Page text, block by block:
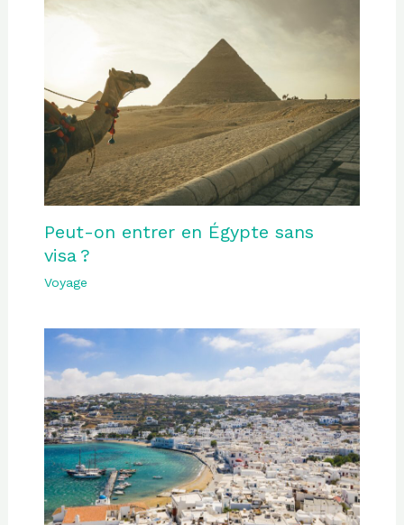
Peut-on entrer en Égypte sans
visa ?
Voyage